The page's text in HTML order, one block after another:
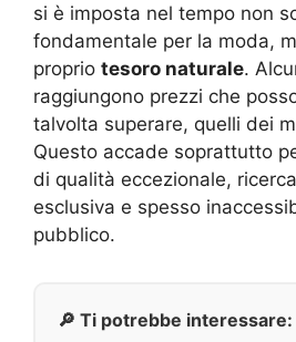
si è imposta nel tempo non
fondamentale per la moda,
proprio tesoro naturale.
raggiungono prezzi che
talvolta superare, quelli dei
Questo accade soprattutto
di qualità eccezionale,
esclusiva e spesso
pubblico.
🔎 Ti potrebbe interessare: